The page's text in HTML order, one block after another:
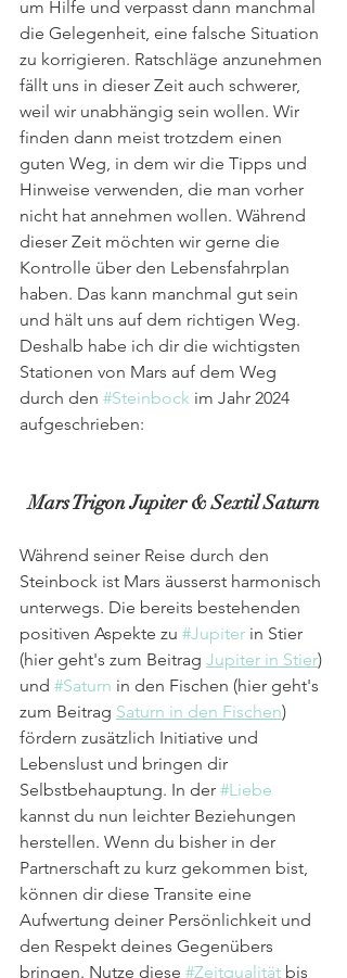
um Hilfe und verpasst dann manchmal
die Gelegenheit, eine falsche Situation
zu korrigieren. Ratschläge anzunehmen
fällt uns in dieser Zeit auch schwerer,
weil wir unabhängig sein wollen. Wir
finden dann meist trotzdem einen
guten Weg, in dem wir die Tipps und
Hinweise verwenden, die man vorher
nicht hat annehmen wollen. Während
dieser Zeit möchten wir gerne die
Kontrolle über den Lebensfahrplan
haben. Das kann manchmal gut sein
und hält uns auf dem richtigen Weg.
Deshalb habe ich dir die wichtigsten
Stationen von Mars auf dem Weg
durch den #Steinbock im Jahr 2024
aufgeschrieben:
Mars Trigon Jupiter & Sextil Saturn
Während seiner Reise durch den
Steinbock ist Mars äusserst harmonisch
unterwegs. Die bereits bestehenden
positiven Aspekte zu #Jupiter in Stier
(hier geht's zum Beitrag Jupiter in Stier)
und #Saturn in den Fischen (hier geht's
zum Beitrag Saturn in den Fischen)
fördern zusätzlich Initiative und
Lebenslust und bringen dir
Selbstbehauptung. In der #Liebe
kannst du nun leichter Beziehungen
herstellen. Wenn du bisher in der
Partnerschaft zu kurz gekommen bist,
können dir diese Transite eine
Aufwertung deiner Persönlichkeit und
den Respekt deines Gegenübers
bringen. Nutze diese #Zeitqualität bis